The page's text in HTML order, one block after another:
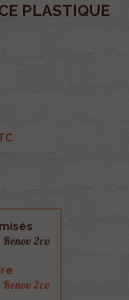
PLASTIQUE
Renov 2cv
Renov 2cv